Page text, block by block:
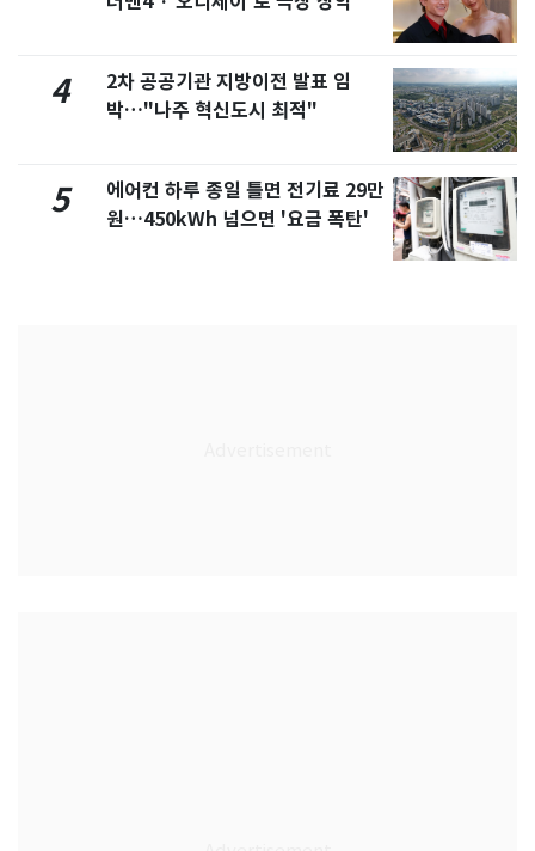
4
2차 공공기관 지방이전 발표 임
박…"나주 혁신도시 최적"
5
에어컨 하루 종일 틀면 전기료 29만
원…450kWh 넘으면 '요금 폭탄'